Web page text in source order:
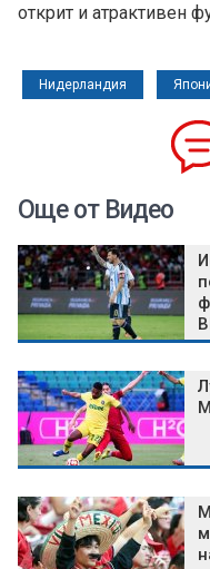
открит и атрактивен
Нидерландия
Още от Видео